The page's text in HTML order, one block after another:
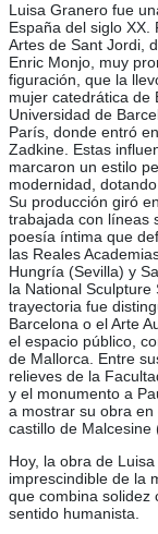
Luisa Granero fue
España del siglo
Artes de Sant Jordi,
Enric Monjo, muy
figuración, que la
mujer catedrática de
Universidad de
París, donde entró
Zadkine. Estas
marcaron un estilo
modernidad,
Su producción giró
trabajada con líneas
poesía íntima que
las Reales
Hungría (Sevilla) y
la National Sculpture
trayectoria fue
Barcelona o el Arte
el espacio público,
de Mallorca. Entre
relieves de la
y el monumento a
a mostrar su obra
castillo de Malcesine
Hoy, la obra de
imprescindible de la
que combina solidez
sentido humanista.